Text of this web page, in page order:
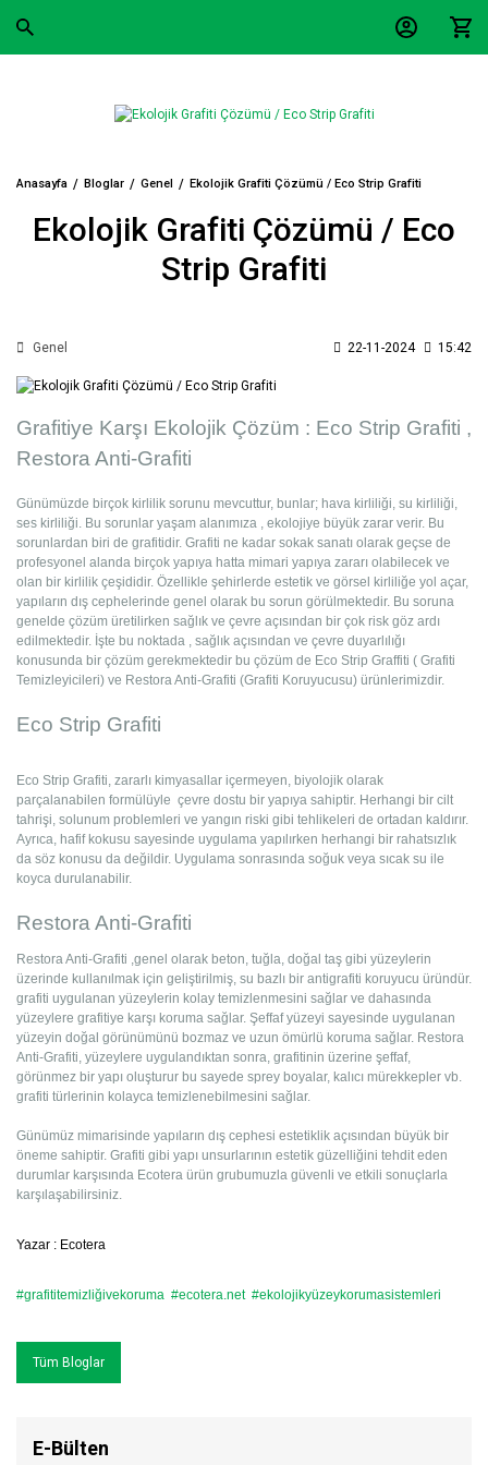
Anasayfa Bloglar Genel Ekolojik Grafiti Çözümü / Eco Strip Grafiti
Ekolojik Grafiti Çözümü / Eco
Strip Grafiti
Genel 22-11-2024 15:42
Grafitiye Karşı Ekolojik Çözüm : Eco Strip Grafiti ,
Restora Anti-Grafiti
Günümüzde birçok kirlilik sorunu mevcuttur, bunlar; hava kirliliği, su kirliliği,
ses kirliliği. Bu sorunlar yaşam alanımıza , ekolojiye büyük zarar verir. Bu
sorunlardan biri de grafitidir. Grafiti ne kadar sokak sanatı olarak geçse de
profesyonel alanda birçok yapıya hatta mimari yapıya zararı olabilecek ve
olan bir kirlilik çeşididir. Özellikle şehirlerde estetik ve görsel kirliliğe yol açar,
yapıların dış cephelerinde genel olarak bu sorun görülmektedir. Bu soruna
genelde çözüm üretilirken sağlık ve çevre açısından bir çok risk göz ardı
edilmektedir. İşte bu noktada , sağlık açısından ve çevre duyarlılığı
konusunda bir çözüm gerekmektedir bu çözüm de Eco Strip Graffiti ( Grafiti
Temizleyicileri) ve Restora Anti-Grafiti (Grafiti Koruyucusu) ürünlerimizdir.
Eco Strip Grafiti
Eco Strip Grafiti, zararlı kimyasallar içermeyen, biyolojik olarak
parçalanabilen formülüyle çevre dostu bir yapıya sahiptir. Herhangi bir cilt
tahrişi, solunum problemleri ve yangın riski gibi tehlikeleri de ortadan kaldırır.
Ayrıca, hafif kokusu sayesinde uygulama yapılırken herhangi bir rahatsızlık
da söz konusu da değildir. Uygulama sonrasında soğuk veya sıcak su ile
koyca durulanabilir.
Restora Anti-Grafiti
Restora Anti-Grafiti ,genel olarak beton, tuğla, doğal taş gibi yüzeylerin
üzerinde kullanılmak için geliştirilmiş, su bazlı bir antigrafiti koruyucu üründür.
grafiti uygulanan yüzeylerin kolay temizlenmesini sağlar ve dahasında
yüzeylere grafitiye karşı koruma sağlar. Şeffaf yüzeyi sayesinde uygulanan
yüzeyin doğal görünümünü bozmaz ve uzun ömürlü koruma sağlar. Restora
Anti-Grafiti, yüzeylere uygulandıktan sonra, grafitinin üzerine şeffaf,
görünmez bir yapı oluşturur bu sayede sprey boyalar, kalıcı mürekkepler vb.
grafiti türlerinin kolayca temizlenebilmesini sağlar.
Günümüz mimarisinde yapıların dış cephesi estetiklik açısından büyük bir
öneme sahiptir. Grafiti gibi yapı unsurlarının estetik güzelliğini tehdit eden
durumlar karşısında Ecotera ürün grubumuzla güvenli ve etkili sonuçlarla
karşılaşabilirsiniz.
Yazar : Ecotera
#grafititemizliğivekoruma #ecotera.net #ekolojikyüzeykorumasistemleri
Tüm Bloglar
E-Bülten